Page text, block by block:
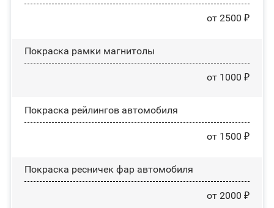
от 2500 ₽
Покраска рамки магнитолы
от 1000 ₽
Покраска рейлингов автомобиля
от 1500 ₽
Покраска ресничек фар автомобиля
от 2000 ₽